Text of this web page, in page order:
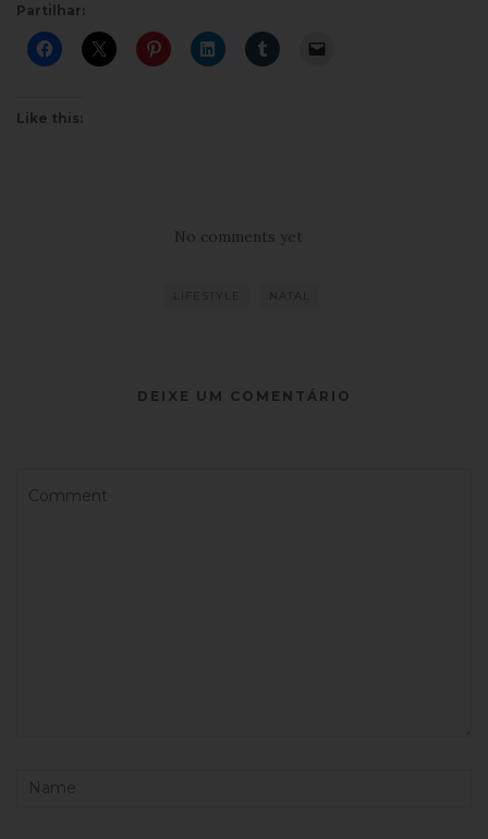
Partilhar:
Like this:
No comments yet
LIFESTYLE NATAL
DEIXE UM COMENTÁRIO